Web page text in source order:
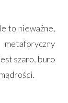
to nieważne,
szaro, buro